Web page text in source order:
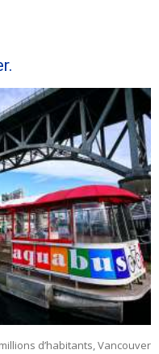
d’habitants, Vancouver